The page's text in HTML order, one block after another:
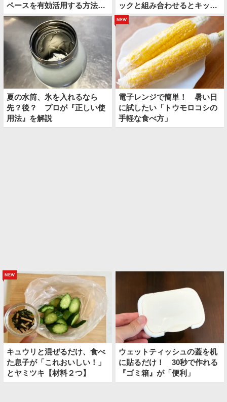
ペースを有効活用する方法が
便利
ックと組み合わせるとキッチ
ン収納がアップ！
夏の水筒、氷を入れるなら
先？後？ プロが『正しい使
用法』を解説
電子レンジで簡単！ 暑い日
に試したい「トウモロコシの
手軽な食べ方」
new
キュウリと混ぜるだけ、食べ
た息子が「これおいしい！」
とヤミツキ【材料２つ】
ウェットティッシュの蓋を机
に貼るだけ！ 30秒で作れる
『ゴミ箱』が「便利」